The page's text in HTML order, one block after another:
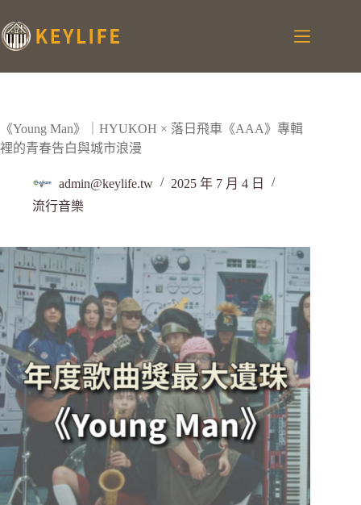
《Young Man》｜HYUKOH × 落日飛車《AAA》專輯
裡的青春告白與城市浪漫
admin@keylife.tw
2025 年 7 月 4 日
流行音樂